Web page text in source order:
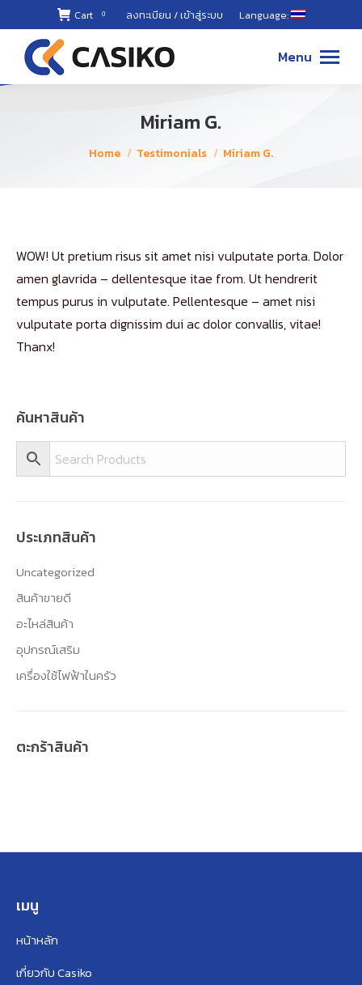
Cart 0 ลงทะเบียน / เข้าสู่ระบบ Language:
Menu
Miriam G.
You are here:
Home Testimonials Miriam G.
WOW! Ut pretium risus sit amet nisi vulputate porta. Dolor
amen glavrida – dellentesque itae from. Ut hendrerit
tempus purus in vulputate. Pellentesque – amet nisi
vulputate porta dignissim dui ac dolor convallis, vitae!
Thanx!
ค้นหาสินค้า
ประเภทสินค้า
Uncategorized
สินค้าขายดี
อะไหล่สินค้า
อุปกรณ์เสริม
เครื่องใช้ไฟฟ้าในครัว
ตะกร้าสินค้า
เมนู
หน้าหลัก
เกี่ยวกับ Casiko